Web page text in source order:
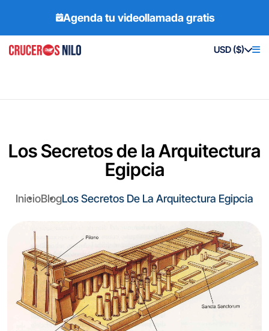
Agenda tu videollamada gratis
USD ($)
Los Secretos de la Arquitectura
Egipcia
InicioBlogLos Secretos De La Arquitectura Egipcia